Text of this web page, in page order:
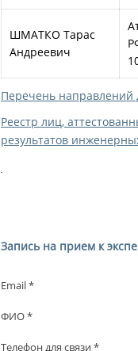
ШМАТКО Тарас
Андреевич
Перечень направлений
Реестр лиц,
результатов
.
Запись на прием к
Email *
ФИО *
Телефон для связи *